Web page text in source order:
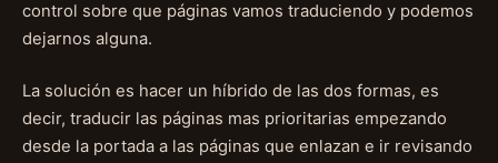
control sobre que páginas vamos traduciendo y podemos
dejarnos alguna.
La solución es hacer un hí­brido de las dos formas, es
decir, traducir las páginas mas prioritarias empezando
desde la portada a las páginas que enlazan e ir revisando